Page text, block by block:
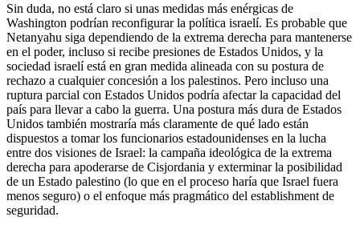
Sin duda, no está claro si unas medidas más enérgicas de
Washington podrían reconfigurar la política israelí. Es probable que
Netanyahu siga dependiendo de la extrema derecha para mantenerse
en el poder, incluso si recibe presiones de Estados Unidos, y la
sociedad israelí está en gran medida alineada con su postura de
rechazo a cualquier concesión a los palestinos. Pero incluso una
ruptura parcial con Estados Unidos podría afectar la capacidad del
país para llevar a cabo la guerra. Una postura más dura de Estados
Unidos también mostraría más claramente de qué lado están
dispuestos a tomar los funcionarios estadounidenses en la lucha
entre dos visiones de Israel: la campaña ideológica de la extrema
derecha para apoderarse de Cisjordania y exterminar la posibilidad
de un Estado palestino (lo que en el proceso haría que Israel fuera
menos seguro) o el enfoque más pragmático del establishment de
seguridad.